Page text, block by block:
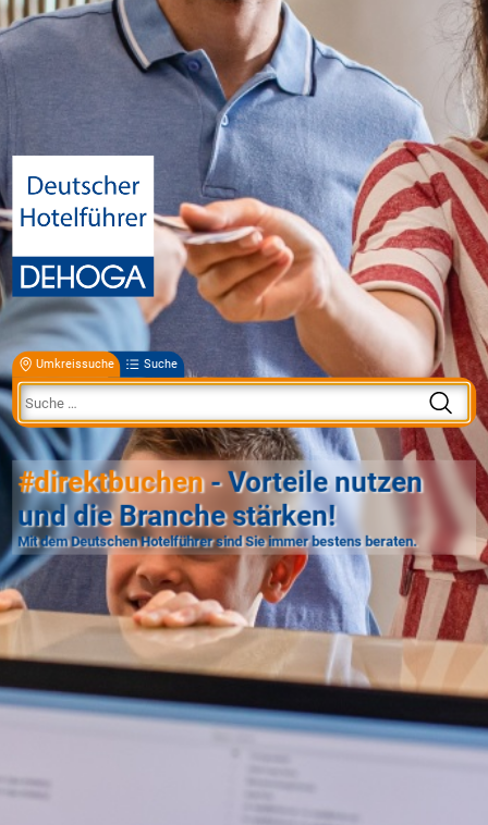
Umkreissuche Suche
#direktbuchen- Vorteile nutzen
und die Branche stärken!
Mit dem Deutschen Hotelführer sind Sie immer bestens beraten.